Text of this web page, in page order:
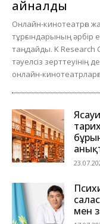
айналды
Онлайн-кинотеатрға
тұрғындарының әрбір
таңдайды. K Research
тәуелсіз зерттеуінің
онлайн-
мен